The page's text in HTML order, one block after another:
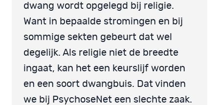
dwang wordt opgelegd bij religie.
Want in bepaalde stromingen en bij
sommige sekten gebeurt dat wel
degelijk. Als religie niet de breedte
ingaat, kan het een keurslijf worden
en een soort dwangbuis. Dat vinden
we bij PsychoseNet een slechte zaak.